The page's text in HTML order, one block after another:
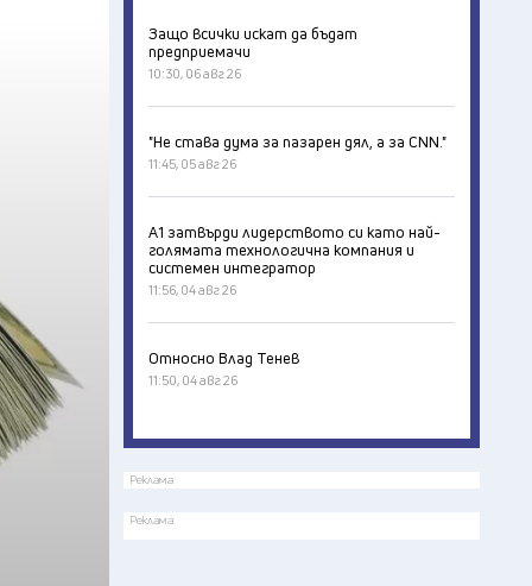
Защо всички искат да бъдат
предприемачи
10:30, 06 авг 26
"Не става дума за пазарен дял, а за CNN."
11:45, 05 авг 26
А1 затвърди лидерството си като най-
голямата технологична компания и
системен интегратор
11:56, 04 авг 26
Относно Влад Тенев
11:50, 04 авг 26
Реклама
Реклама